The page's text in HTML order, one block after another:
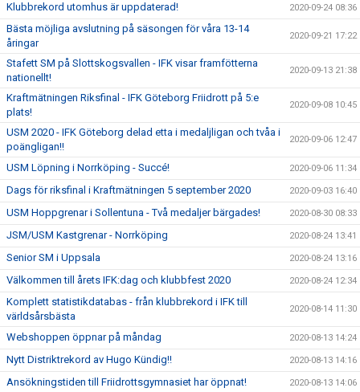
Klubbrekord utomhus är uppdaterad! 2020-09-24 08:36
Bästa möjliga avslutning på säsongen för våra 13-14
åringar
2020-09-21 17:22
Stafett SM på Slottskogsvallen - IFK visar framfötterna
nationellt!
2020-09-13 21:38
Kraftmätningen Riksfinal - IFK Göteborg Friidrott på 5:e
plats!
2020-09-08 10:45
USM 2020 - IFK Göteborg delad etta i medaljligan och tvåa i
poängligan!!
2020-09-06 12:47
USM Löpning i Norrköping - Succé! 2020-09-06 11:34
Dags för riksfinal i Kraftmätningen 5 september 2020 2020-09-03 16:40
USM Hoppgrenar i Sollentuna - Två medaljer bärgades! 2020-08-30 08:33
JSM/USM Kastgrenar - Norrköping 2020-08-24 13:41
Senior SM i Uppsala 2020-08-24 13:16
Välkommen till årets IFK:dag och klubbfest 2020 2020-08-24 12:34
Komplett statistikdatabas - från klubbrekord i IFK till
världsårsbästa
2020-08-14 11:30
Webshoppen öppnar på måndag 2020-08-13 14:24
Nytt Distriktrekord av Hugo Kündig!! 2020-08-13 14:16
Ansökningstiden till Friidrottsgymnasiet har öppnat! 2020-08-13 14:06